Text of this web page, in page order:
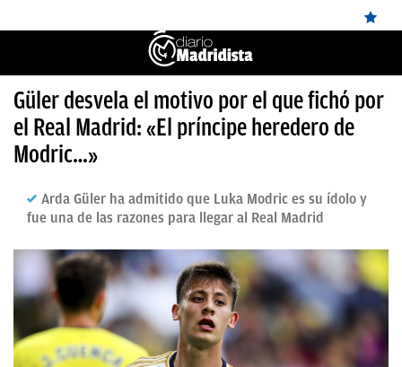
ÚLTIMAS
NOTICIAS
REAL
BALONCESTO
CANTERA
FICHAJES
DIRECTO
FEMENINO
Güler desvela el motivo por el que fichó por
el Real Madrid: «El príncipe heredero de
Modric…»
Arda Güler ha admitido que Luka Modric es su ídolo y
fue una de las razones para llegar al Real Madrid
Sigue aOkDiario en Google Continuar